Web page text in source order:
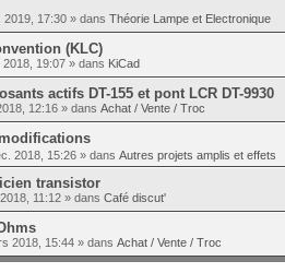
2019, 17:30 » dans Théorie Lampe et Electronique
(KLC)
2018, 19:07 » dans KiCad
actifs DT-155 et pont LCR DT-9930
12:16 » dans Achat / Vente / Troc
2018, 15:26 » dans Autres projets amplis et effets
transistor
11:12 » dans Café discut'
2018, 15:44 » dans Achat / Vente / Troc